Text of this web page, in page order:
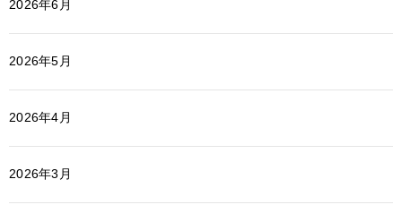
2026年6月
2026年5月
2026年4月
2026年3月